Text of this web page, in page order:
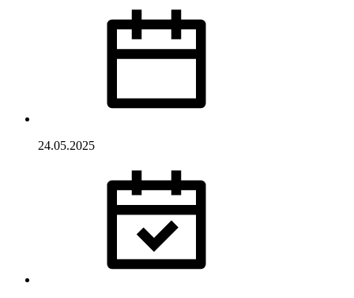
24.05.2025